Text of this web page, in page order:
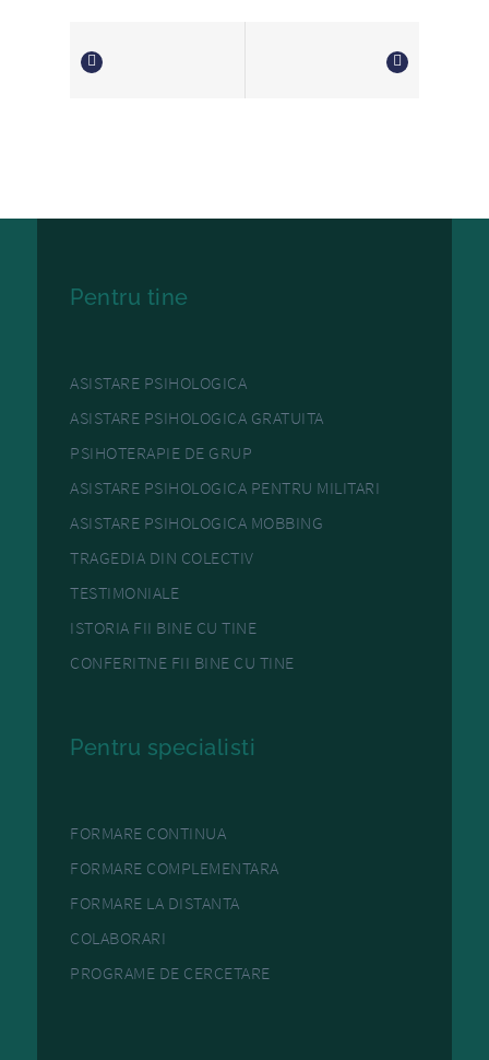
Pentru tine
ASISTARE PSIHOLOGICA
ASISTARE PSIHOLOGICA GRATUITA
PSIHOTERAPIE DE GRUP
ASISTARE PSIHOLOGICA PENTRU MILITARI
ASISTARE PSIHOLOGICA MOBBING
TRAGEDIA DIN COLECTIV
TESTIMONIALE
ISTORIA FII BINE CU TINE
CONFERITNE FII BINE CU TINE
Pentru specialisti
FORMARE CONTINUA
FORMARE COMPLEMENTARA
FORMARE LA DISTANTA
COLABORARI
PROGRAME DE CERCETARE